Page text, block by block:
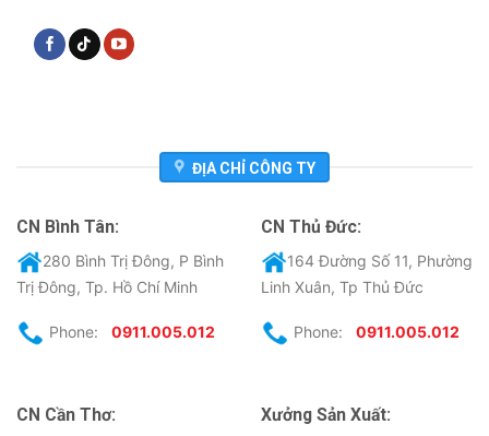
ĐỊA CHỈ CÔNG TY
CN Bình Tân:
280 Bình Trị Đông, P Bình
Trị Đông, Tp. Hồ Chí Minh
Phone: 0911.005.012
CN Thủ Đức:
164 Đường Số 11, Phường
Linh Xuân, Tp Thủ Đức
Phone: 0911.005.012
CN Cần Thơ: Xưởng Sản Xuất: